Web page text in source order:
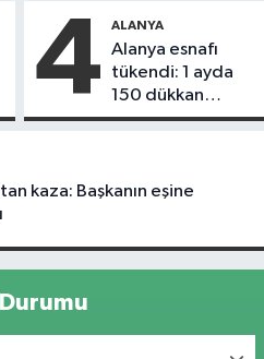
4 ALANYA
Alanya esnafı
tükendi: 1 ayda
150 dükkan
kapandı
kaza: Başkanın eşine